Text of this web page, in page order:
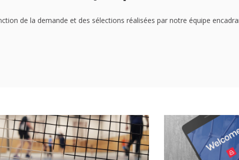
de la demande et des sélections réalisées par notre équipe